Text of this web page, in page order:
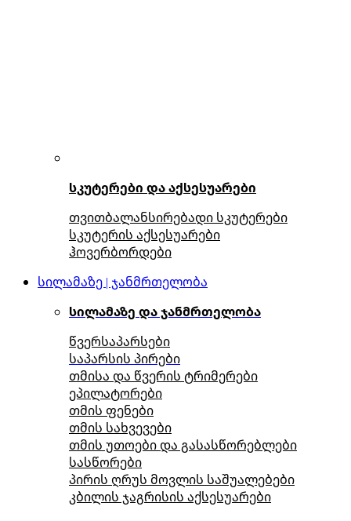
სკუტერები და აქსესუარები
თვითბალანსირებადი სკუტერები
სკუტერის აქსესუარები
ჰოვერბორდები
სილამაზე | ჯანმრთელობა
სილამაზე და ჯანმრთელობა
წვერსაპარსები
საპარსის პირები
თმისა და წვერის ტრიმერები
ეპილატორები
თმის ფენები
თმის სახვევები
თმის უთოები და გასასწორებლები
სასწორები
პირის ღრუს მოვლის საშუალებები
კბილის ჯაგრისის აქსესუარები